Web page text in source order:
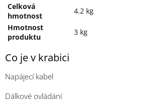
Celková
hmotnost
4.2 kg
Hmotnost
produktu
3 kg
Co je v krabici
Napájecí kabel
Dálkové ovládání